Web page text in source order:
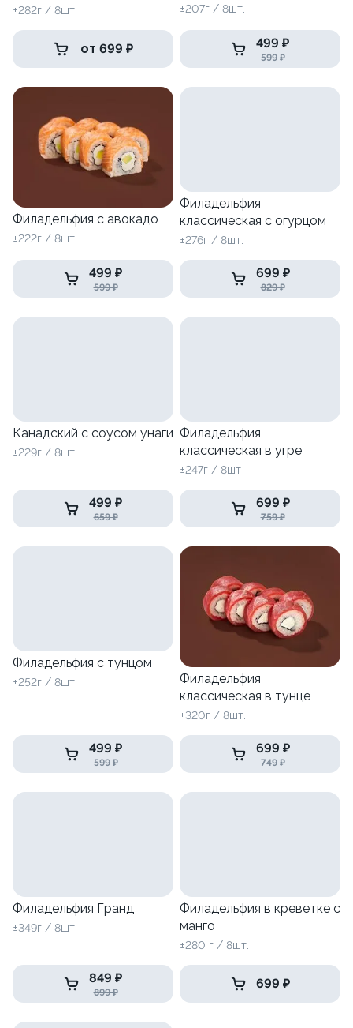
±282г / 8шт.
от 699 ₽
±207г / 8шт.
499 ₽
599 ₽
Филадельфия с авокадо
±222г / 8шт.
499 ₽
599 ₽
Филадельфия
классическая с огурцом
±276г / 8шт.
699 ₽
829 ₽
Канадский с соусом унаги
±229г / 8шт.
499 ₽
659 ₽
Филадельфия
классическая в угре
±247г / 8шт
699 ₽
759 ₽
Филадельфия с тунцом
±252г / 8шт.
499 ₽
599 ₽
Филадельфия
классическая в тунце
±320г / 8шт.
699 ₽
749 ₽
Филадельфия Гранд
±349г / 8шт.
849 ₽
899 ₽
Филадельфия в креветке с
манго
±280 г / 8шт.
699 ₽